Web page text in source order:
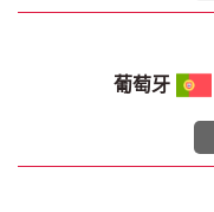
葡萄牙